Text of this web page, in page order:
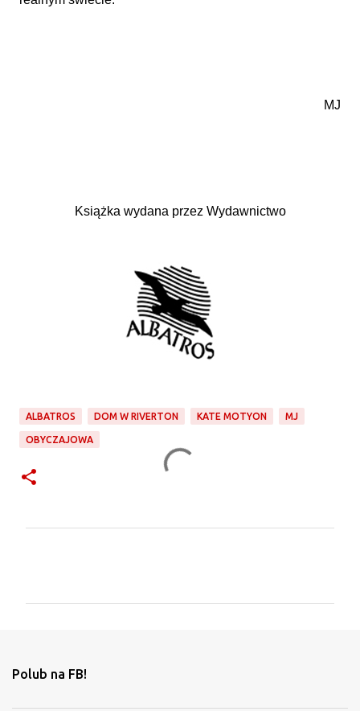
MJ
Książka wydana przez Wydawnictwo
ALBATROS DOM W RIVERTON KATE MOTYON MJ
OBYCZAJOWA
t
Polub na FB!